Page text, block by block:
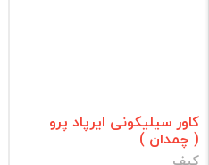
کاور سیلیکونی ایرپاد پرو
( چمدان )
کیف